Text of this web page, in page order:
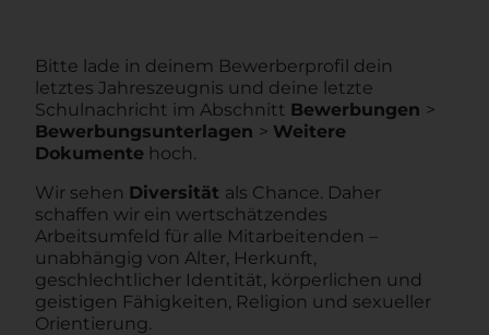
Bitte lade in deinem Bewerberprofil dein
letztes Jahreszeugnis und deine letzte
Schulnachricht im Abschnitt Bewerbungen >
Bewerbungsunterlagen > Weitere
Dokumente hoch.
Wir sehen Diversität als Chance. Daher
schaffen wir ein wertschätzendes
Arbeitsumfeld für alle Mitarbeitenden –
unabhängig von Alter, Herkunft,
geschlechtlicher Identität, körperlichen und
geistigen Fähigkeiten, Religion und sexueller
Orientierung.